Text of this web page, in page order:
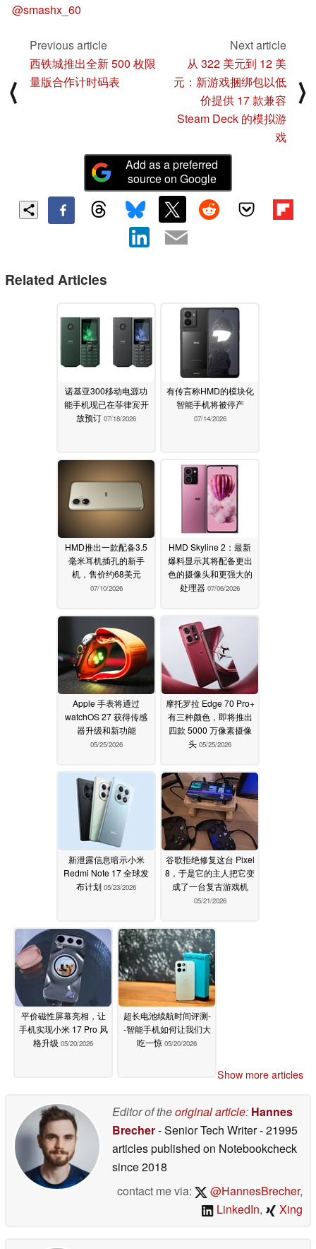
@smashx_60
⟨
Previous article
西铁城推出全新 500 枚限
量版合作计时码表
Next article
从 322 美元到 12 美
元：新游戏捆绑包以低
价提供 17 款兼容
Steam Deck 的模拟游
戏
⟩
Add as a preferred
source on Google
Related Articles
诺基亚300移动电源功
能手机现已在菲律宾开
放预订 07/18/2026
有传言称HMD的模块化
智能手机将被停产
07/14/2026
HMD推出一款配备3.5
毫米耳机插孔的新手
机，售价约68美元
07/10/2026
HMD Skyline 2：最新
爆料显示其将配备更出
色的摄像头和更强大的
处理器 07/06/2026
Apple 手表将通过
watchOS 27 获得传感
器升级和新功能
05/25/2026
摩托罗拉 Edge 70 Pro+
有三种颜色，即将推出
四款 5000 万像素摄像
头 05/25/2026
新泄露信息暗示小米
Redmi Note 17 全球发
布计划 05/23/2026
谷歌拒绝修复这台 Pixel
8，于是它的主人把它变
成了一台复古游戏机
05/21/2026
平价磁性屏幕亮相，让
手机实现小米 17 Pro 风
格升级 05/20/2026
超长电池续航时间评测-
-智能手机如何让我们大
吃一惊 05/20/2026
Show more articles
Editor of theoriginal article: Hannes
Brecher- Senior Tech Writer- 21995
articles published on Notebookcheck
since 2018
contact me via:
@HannesBrecher,
LinkedIn, Xing